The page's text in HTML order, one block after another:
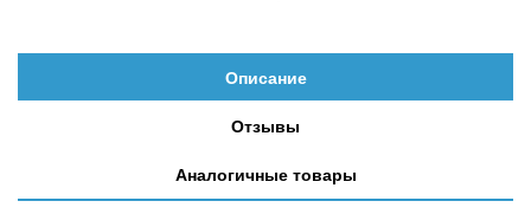
Описание
Отзывы
Аналогичные товары